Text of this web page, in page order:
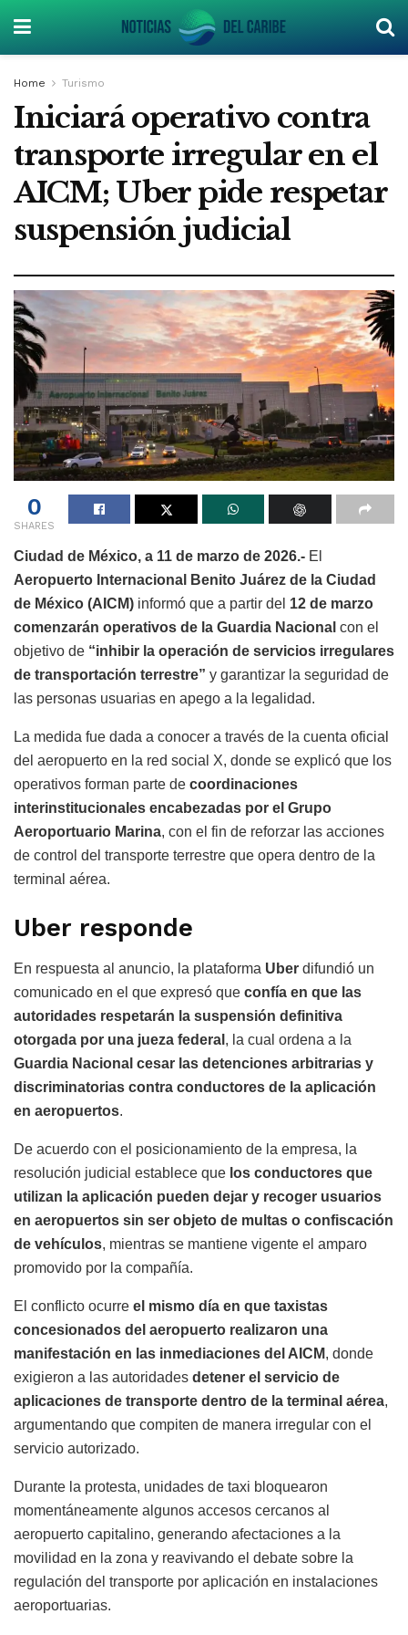
Home Turismo
Iniciará operativo contra
transporte irregular en el
AICM; Uber pide respetar
suspensión judicial
0
SHARES
Ciudad de México, a 11 de marzo de 2026.- El
Aeropuerto Internacional Benito Juárez de la Ciudad
de México (AICM) informó que a partir del 12 de marzo
comenzarán operativos de la Guardia Nacional con el
objetivo de “inhibir la operación de servicios irregulares
de transportación terrestre” y garantizar la seguridad de
las personas usuarias en apego a la legalidad.
La medida fue dada a conocer a través de la cuenta oficial
del aeropuerto en la red social X, donde se explicó que los
operativos forman parte de coordinaciones
interinstitucionales encabezadas por el Grupo
Aeroportuario Marina, con el fin de reforzar las acciones
de control del transporte terrestre que opera dentro de la
terminal aérea.
Uber responde
En respuesta al anuncio, la plataforma Uber difundió un
comunicado en el que expresó que confía en que las
autoridades respetarán la suspensión definitiva
otorgada por una jueza federal , la cual ordena a la
Guardia Nacional cesar las detenciones arbitrarias y
discriminatorias contra conductores de la aplicación
en aeropuertos.
De acuerdo con el posicionamiento de la empresa, la
resolución judicial establece que los conductores que
utilizan la aplicación pueden dejar y recoger usuarios
en aeropuertos sin ser objeto de multas o confiscación
de vehículos, mientras se mantiene vigente el amparo
promovido por la compañía.
El conflicto ocurre el mismo día en que taxistas
concesionados del aeropuerto realizaron una
manifestación en las inmediaciones del AICM, donde
exigieron a las autoridades detener el servicio de
aplicaciones de transporte dentro de la terminal aérea,
argumentando que compiten de manera irregular con el
servicio autorizado.
Durante la protesta, unidades de taxi bloquearon
momentáneamente algunos accesos cercanos al
aeropuerto capitalino, generando afectaciones a la
movilidad en la zona y reavivando el debate sobre la
regulación del transporte por aplicación en instalaciones
aeroportuarias.